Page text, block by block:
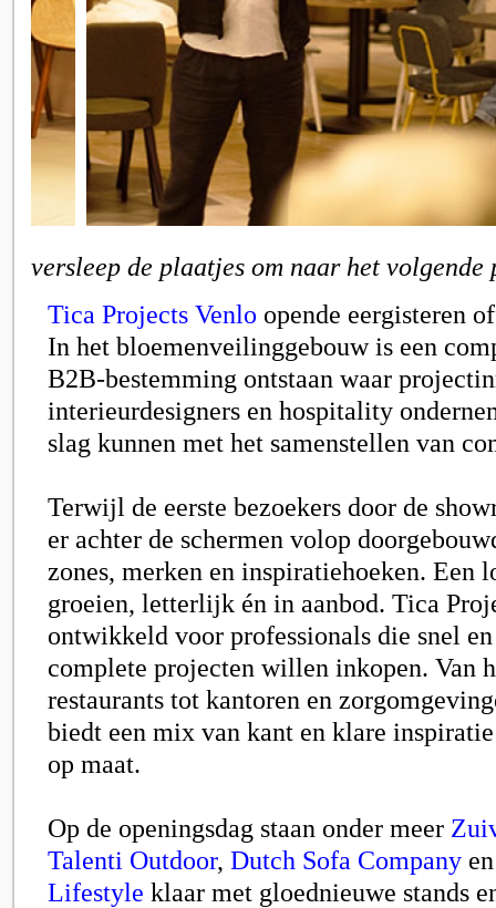
versleep de plaatjes om naar het
Tica Projects Venlo opende eergisteren
In het bloemenveilinggebouw is een
B2B-bestemming ontstaan waar
interieurdesigners en hospitality
slag kunnen met het samenstellen van
Terwijl de eerste bezoekers door de
er achter de schermen volop
zones, merken en inspiratiehoeken. Een
groeien, letterlijk én in aanbod. Tica
ontwikkeld voor professionals die snel
complete projecten willen inkopen. Van
restaurants tot kantoren en
biedt een mix van kant en klare
op maat.
Op de openingsdag staan onder meer
Talenti Outdoor, Dutch Sofa Company en
Lifestyle klaar met gloednieuwe stands